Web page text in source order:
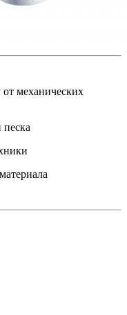
механических